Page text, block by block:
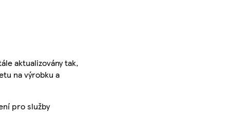
aktualizovány tak,
na výrobku a
pro služby